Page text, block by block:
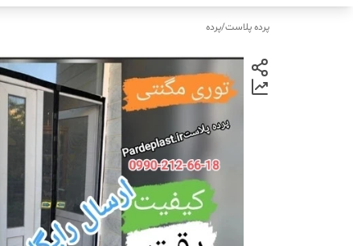
پرده پلاست/پرده